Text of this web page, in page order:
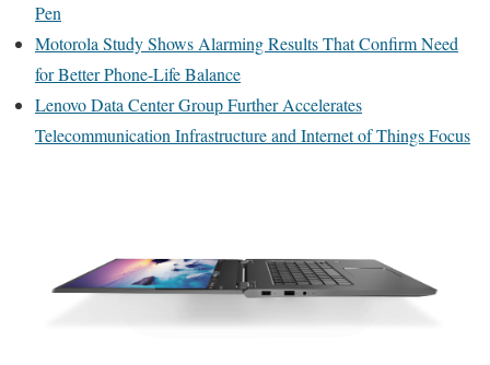
Pen
Motorola Study Shows Alarming Results That Confirm Need
for Better Phone-Life Balance
Lenovo Data Center Group Further Accelerates
Telecommunication Infrastructure and Internet of Things Focus